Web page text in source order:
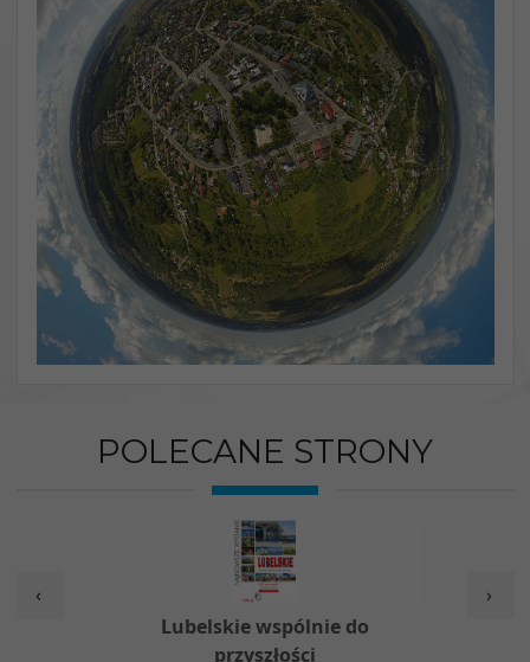
POLECANE STRONY
Lubelskie wspólnie do
przyszłości
‹ ›